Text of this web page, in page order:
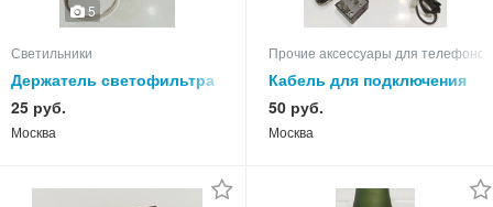
5
Светильники
Держатель светофильтра
на лампу с отражателем.
25 руб.
Москва
Прочие аксессуары для телефонов
Кабель для подключения
стационарного телефона
50 руб.
Москва